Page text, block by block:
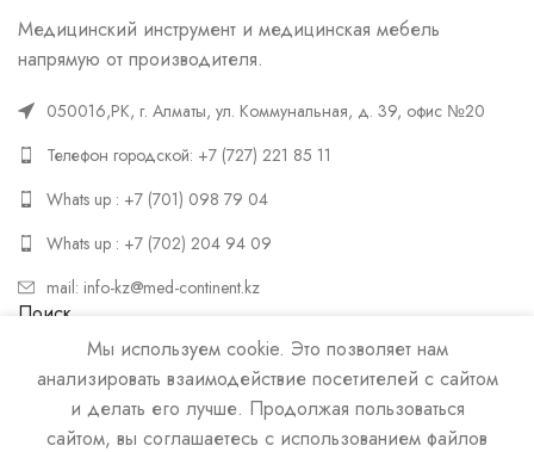
Медицинский инструмент и медицинская мебель
напрямую от производителя.
050016,РК, г. Алматы, ул. Коммунальная, д. 39, офис №20
Телефон городской: +7 (727) 221 85 11
Whats up : +7 (701) 098 79 04
Whats up : +7 (702) 204 94 09
mail: info-kz@med-continent.kz
Поиск
ПОИСК
Мы используем cookie. Это позволяет нам
анализировать взаимодействие посетителей с сайтом
и делать его лучше. Продолжая пользоваться
сайтом, вы соглашаетесь с использованием файлов